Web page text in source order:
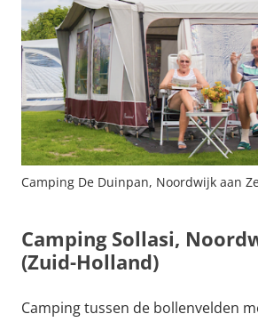
Camping De Duinpan, Noordwijk aan
Camping Sollasi,
(Zuid-Holland)
Camping tussen de bollenvelden